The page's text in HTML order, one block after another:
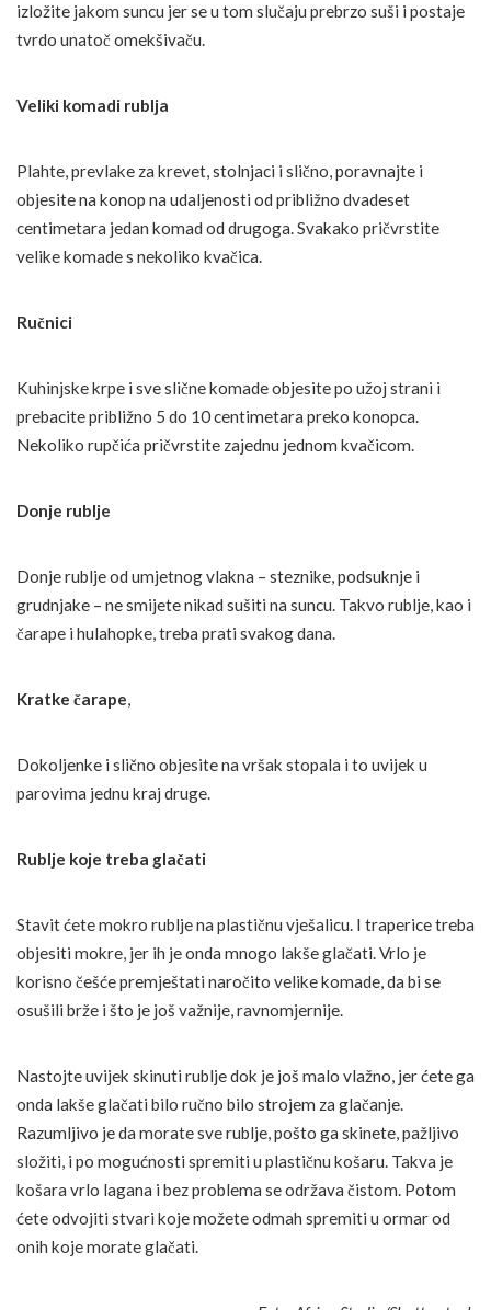
izložite jakom suncu jer se u tom slučaju prebrzo suši i postaje
tvrdo unatoč omekšivaču.
Veliki komadi rublja
Plahte, prevlake za krevet, stolnjaci i slično, poravnajte i
objesite na konop na udaljenosti od približno dvadeset
centimetara jedan komad od drugoga. Svakako pričvrstite
velike komade s nekoliko kvačica.
Ručnici
Kuhinjske krpe i sve slične komade objesite po užoj strani i
prebacite približno 5 do 10 centimetara preko konopca.
Nekoliko rupčića pričvrstite zajednu jednom kvačicom.
Donje rublje
Donje rublje od umjetnog vlakna – steznike, podsuknje i
grudnjake – ne smijete nikad sušiti na suncu. Takvo rublje, kao i
čarape i hulahopke, treba prati svakog dana.
Kratke čarape,
Dokoljenke i slično objesite na vršak stopala i to uvijek u
parovima jednu kraj druge.
Rublje koje treba glačati
Stavit ćete mokro rublje na plastičnu vješalicu. I traperice treba
objesiti mokre, jer ih je onda mnogo lakše glačati. Vrlo je
korisno češće premještati naročito velike komade, da bi se
osušili brže i što je još važnije, ravnomjernije.
Nastojte uvijek skinuti rublje dok je još malo vlažno, jer ćete ga
onda lakše glačati bilo ručno bilo strojem za glačanje.
Razumljivo je da morate sve rublje, pošto ga skinete, pažljivo
složiti, i po mogućnosti spremiti u plastičnu košaru. Takva je
košara vrlo lagana i bez problema se održava čistom. Potom
ćete odvojiti stvari koje možete odmah spremiti u ormar od
onih koje morate glačati.